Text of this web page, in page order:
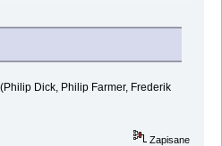
Dick, Philip Farmer, Frederik
Zapisane